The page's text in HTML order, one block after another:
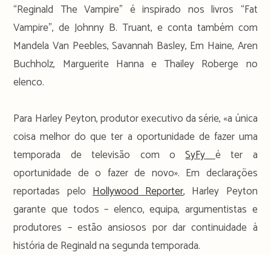
“Reginald The Vampire” é inspirado nos livros “Fat
Vampire”, de Johnny B. Truant, e conta também com
Mandela Van Peebles, Savannah Basley, Em Haine, Aren
Buchholz, Marguerite Hanna e Thailey Roberge no
elenco.
Para Harley Peyton, produtor executivo da série, «a única
coisa melhor do que ter a oportunidade de fazer uma
temporada de televisão com oSyFyé ter a
oportunidade de o fazer de novo». Em declarações
reportadas pelo Hollywood Reporter, Harley Peyton
garante que todos – elenco, equipa, argumentistas e
produtores – estão ansiosos por dar continuidade à
história de Reginald na segunda temporada.